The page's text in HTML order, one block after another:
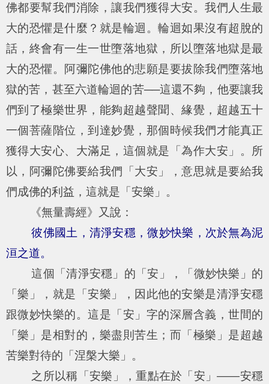
佛都要幫我們消除，讓我們獲得大安。我們人生最
大的恐懼是什麼？就是輪迴。輪迴如果沒有超脫的
話，終會有一生一世墮落地獄，所以墮落地獄是最
大的恐懼。阿彌陀佛他的悲願是要拔除我們墮落地
獄的苦，甚至六道輪迴的苦──這還不夠，他要讓我
們到了極樂世界，能夠超越聲聞、緣覺，超越五十
一個菩薩階位，到達妙覺，那個時候我們才能真正
獲得大安心、大滿足，這個就是「為作大安」。所
以，阿彌陀佛要給我們「大安」，意思就是要給我
們成佛的利益，這就是「安樂」。
《無量壽經》又說：
彼佛國土，清淨安穩，微妙快樂，次於無為泥
洹之道。
這個「清淨安穩」的「安」，「微妙快樂」的
「樂」，就是「安樂」，因此他的安樂是清淨安穩
跟微妙快樂的。這是「安」字的深層含義，世間的
「樂」是相對的，樂盡則苦生；而「極樂」是超越
苦樂對待的「涅槃大樂」。
之所以稱「安樂」，重點在於「安」——安穩